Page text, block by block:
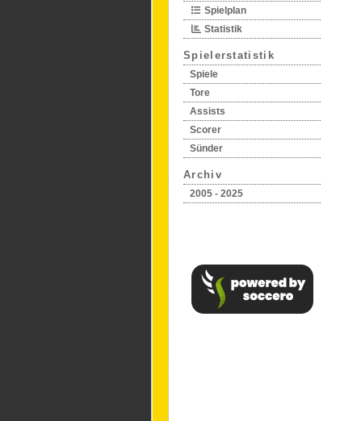
Spielplan
Statistik
Spielerstatistik
Spiele
Tore
Assists
Scorer
Sünder
Archiv
2005 - 2025